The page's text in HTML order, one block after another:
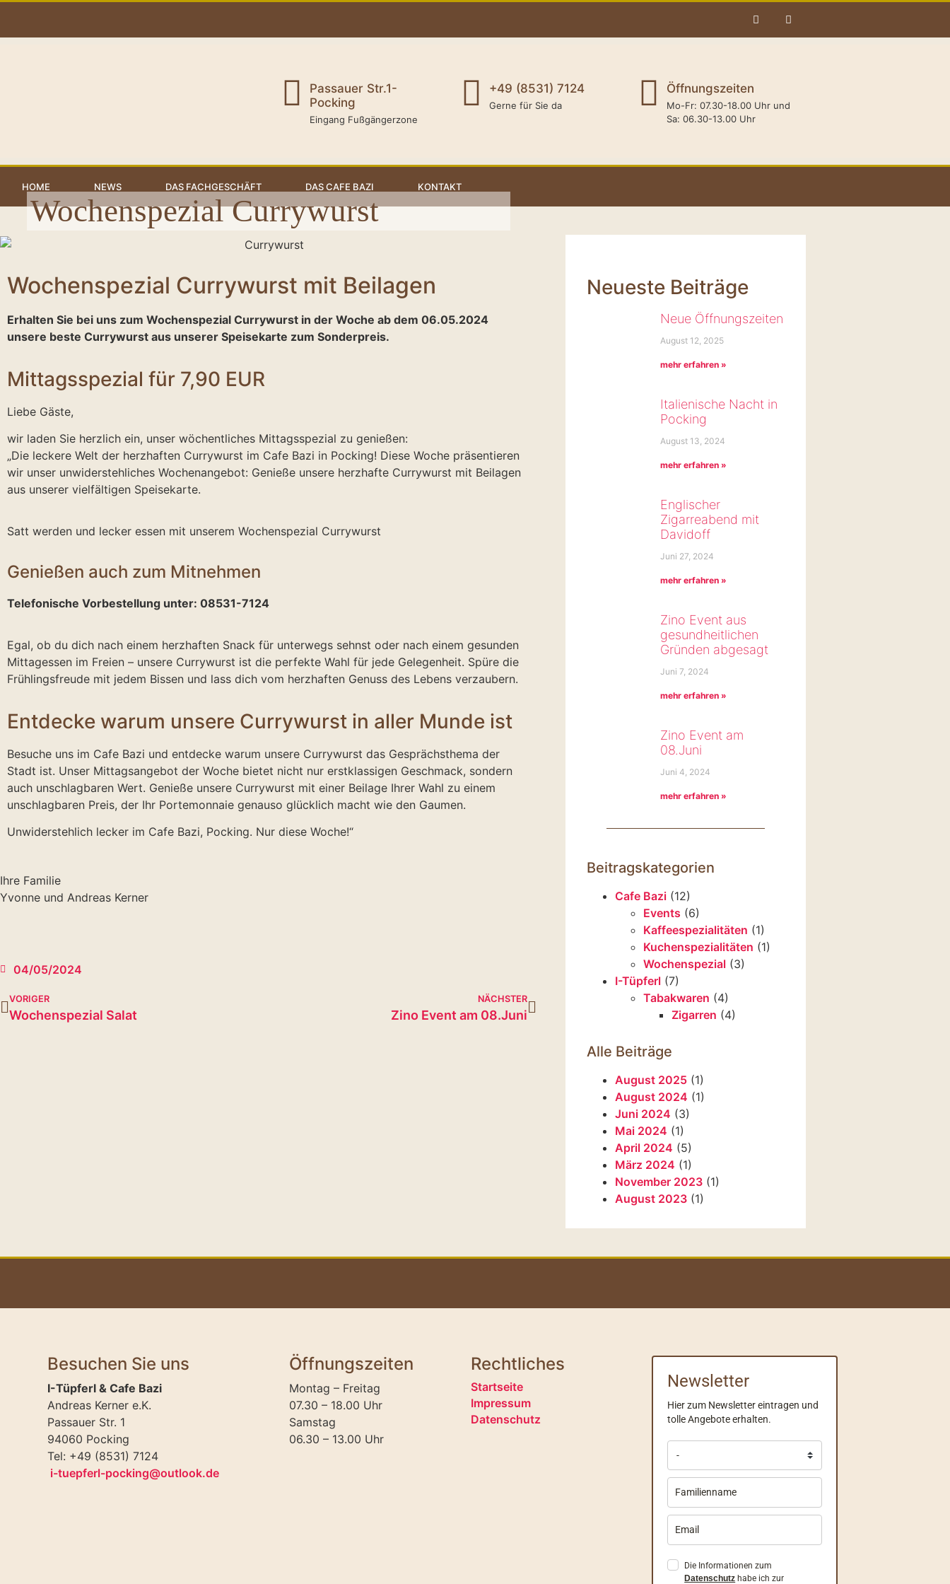
Passauer Str.1-
Pocking
Eingang Fußgängerzone
+49 (8531) 7124
Gerne für Sie da
Öffnungszeiten
Mo-Fr: 07.30-18.00 Uhr und
Sa: 06.30-13.00 Uhr
HOME NEWS DAS FACHGESCHÄFT DAS CAFE BAZI KONTAKT
Wochenspezial Currywurst
Wochenspezial Currywurst mit Beilagen
Erhalten Sie bei uns zum Wochenspezial Currywurst in der Woche ab dem 06.05.2024
unsere beste Currywurst aus unserer Speisekarte zum Sonderpreis.
Mittagsspezial für 7,90 EUR
Liebe Gäste,
wir laden Sie herzlich ein, unser wöchentliches Mittagsspezial zu genießen:
„Die leckere Welt der herzhaften Currywurst im Cafe Bazi in Pocking! Diese Woche präsentieren
wir unser unwiderstehliches Wochenangebot: Genieße unsere herzhafte Currywurst mit Beilagen
aus unserer vielfältigen Speisekarte.
Satt werden und lecker essen mit unserem Wochenspezial Currywurst
Genießen auch zum Mitnehmen
Telefonische Vorbestellung unter: 08531-7124
Egal, ob du dich nach einem herzhaften Snack für unterwegs sehnst oder nach einem gesunden
Mittagessen im Freien – unsere Currywurst ist die perfekte Wahl für jede Gelegenheit. Spüre die
Frühlingsfreude mit jedem Bissen und lass dich vom herzhaften Genuss des Lebens verzaubern.
Entdecke warum unsere Currywurst in aller Munde ist
Besuche uns im Cafe Bazi und entdecke warum unsere Currywurst das Gesprächsthema der
Stadt ist. Unser Mittagsangebot der Woche bietet nicht nur erstklassigen Geschmack, sondern
auch unschlagbaren Wert. Genieße unsere Currywurst mit einer Beilage Ihrer Wahl zu einem
unschlagbaren Preis, der Ihr Portemonnaie genauso glücklich macht wie den Gaumen.
Unwiderstehlich lecker im Cafe Bazi, Pocking. Nur diese Woche!“
Ihre Familie
Yvonne und Andreas Kerner
04/05/2024
VORIGER
Wochenspezial Salat
NÄCHSTER
Zino Event am 08.Juni
Neueste Beiträge
Neue Öffnungszeiten
August 12, 2025
mehr erfahren »
Italienische Nacht in
Pocking
August 13, 2024
mehr erfahren »
Englischer
Zigarreabend mit
Davidoff
Juni 27, 2024
mehr erfahren »
Zino Event aus
gesundheitlichen
Gründen abgesagt
Juni 7, 2024
mehr erfahren »
Zino Event am
08.Juni
Juni 4, 2024
mehr erfahren »
Beitragskategorien
Cafe Bazi(12)
Events (6)
Kaffeespezialitäten (1)
Kuchenspezialitäten (1)
Wochenspezial(3)
I-Tüpferl(7)
Tabakwaren (4)
Zigarren (4)
Alle Beiträge
August 2025(1)
August 2024 (1)
Juni 2024 (3)
Mai 2024 (1)
April 2024 (5)
März 2024 (1)
November 2023(1)
August 2023(1)
Besuchen Sie uns
I-Tüpferl & Cafe Bazi
Andreas Kerner e.K.
Passauer Str. 1
94060 Pocking
Tel: +49 (8531) 7124
i-tuepferl-pocking@outlook.de
Öffnungszeiten
Montag – Freitag
07.30 – 18.00 Uhr
Samstag
06.30 – 13.00 Uhr
Rechtliches
Startseite
Impressum
Datenschutz
Newsletter
Hier zum Newsletter eintragen und
tolle Angebote erhalten.
Die Informationen zum
Datenschutz habe ich zur